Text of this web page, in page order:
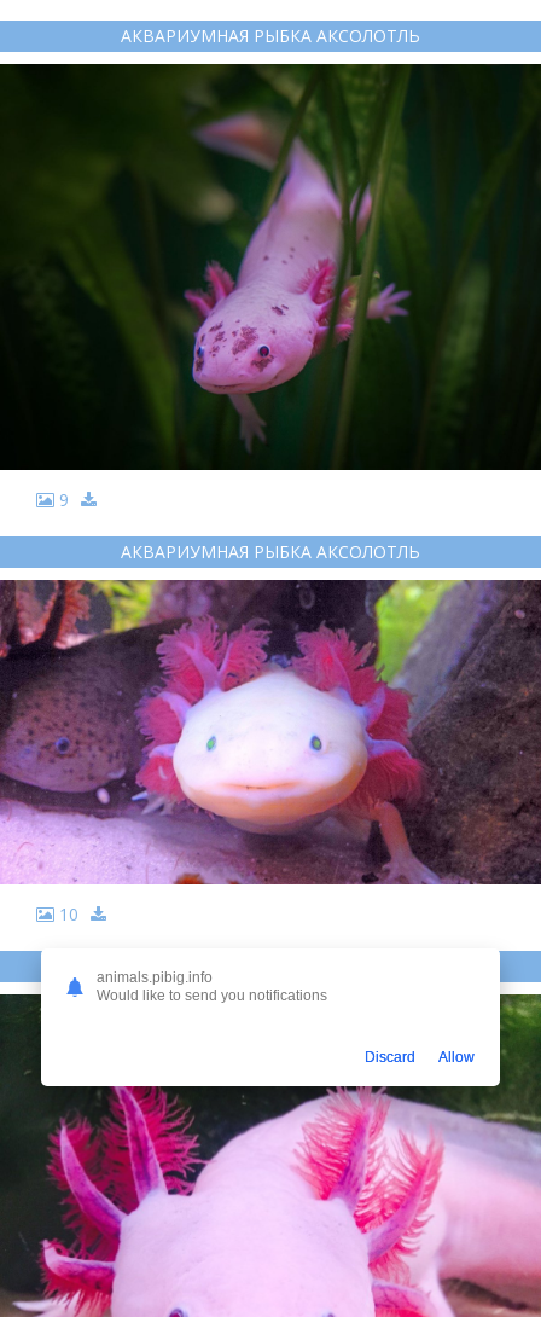
АКВАРИУМНАЯ РЫБКА АКСОЛОТЛЬ
9
АКВАРИУМНАЯ РЫБКА АКСОЛОТЛЬ
10
РЫБКА АКСОЛОТЛЬ
animals.pibig.info
Would like to send you notifications
Discard Allow